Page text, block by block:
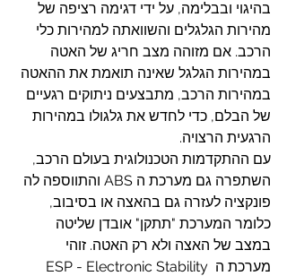
בהיגוי ובבלימה, על ידי דגימה רציפה של
מהירות הגלגלים והשוואתה למהירות כלי
הרכב. אם מזוהה מצב חריג של האטה
במהירות הגלגל שאינה תואמת את ההאטה
במהירות הרכב, מתבצעים ניתוקים רגעיים
של הבלם, כדי לחדש את גלגולו במהירות
הרגעית הרצויה.
עם ההתקדמות הטכנולוגית בעולם הרכב,
השתפרה גם מערכת ה ABS והתווספה לה
פונקציה לעזרה גם בהאצה או בסיבוב,
כלומר המערכת "תתקן" אובדן שליטה
במצב של האצה ולא רק האטה. זוהי
מערכת ה ESP - Electronic Stability